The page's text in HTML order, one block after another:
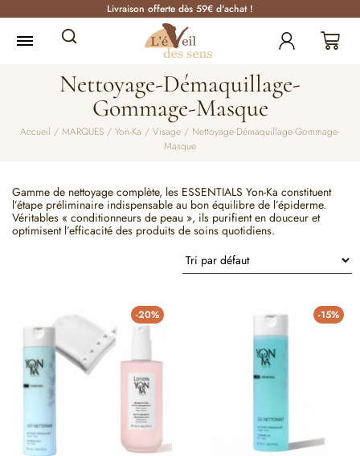
Livraison offerte dès 59€ d'achat !
Nettoyage-Démaquillage-
Gommage-Masque
Accueil / MARQUES / Yon-Ka / Visage / Nettoyage-Démaquillage-Gommage-
Masque
Gamme de nettoyage complète, les ESSENTIALS Yon-Ka constituent
l’étape préliminaire indispensable au bon équilibre de l’épiderme.
Véritables « conditionneurs de peau », ils purifient en douceur et
optimisent l’efficacité des produits de soins quotidiens.
-20% -15%